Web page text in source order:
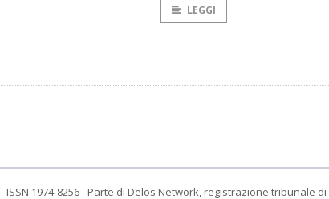
LEGGI
- ISSN 1974-8256 - Parte di Delos Network, registrazione tribunale